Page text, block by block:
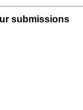
submissions